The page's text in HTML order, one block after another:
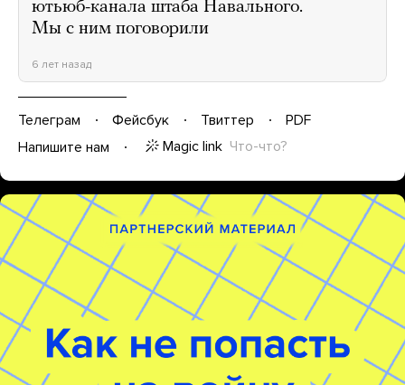
ютьюб-канала штаба Навального.
Мы с ним поговорили
6 лет назад
Телеграм Фейсбук Твиттер
PDF
Напишите нам
Magic link Что-что?